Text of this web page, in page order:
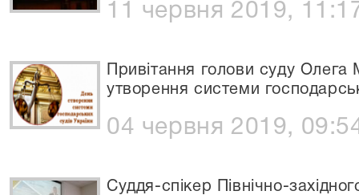
11 червня 2019,
Привітання голови суду Олега
утворення системи
04 червня 2019,
Суддя-спікер Північно-